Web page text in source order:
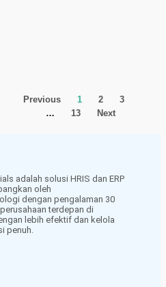
Previous 1 2
3
…
13 Next
adalah solusi HRIS dan ERP
oleh
dengan pengalaman 30
terdepan di
lebih efektif dan kelola
penuh.